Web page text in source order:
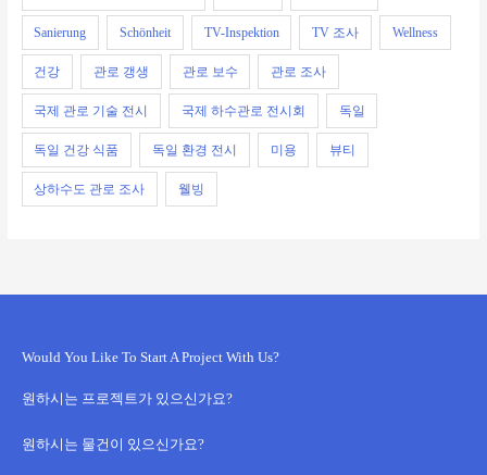
Sanierung Schönheit TV-Inspektion TV 조사 Wellness
건강 관로 갱생 관로 보수 관로 조사
국제 관로 기술 전시 국제 하수관로 전시회 독일
독일 건강 식품 독일 환경 전시 미용 뷰티
상하수도 관로 조사 웰빙
Would You Like To Start A Project With Us?
원하시는 프로젝트가 있으신가요?
원하시는 물건이 있으신가요?